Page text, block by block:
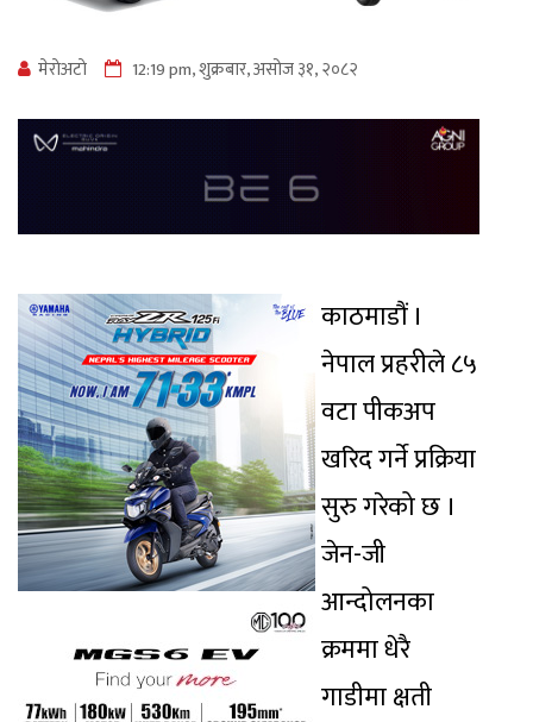
मेराेअटाे 12:19 pm, शुक्रबार, असोज ३१, २०८२
काठमाडौं ।
नेपाल प्रहरीले ८५
वटा पीकअप
खरिद गर्ने प्रक्रिया
सुरु गरेको छ ।
जेन-जी
आन्दोलनका
क्रममा धेरै
गाडीमा क्षती